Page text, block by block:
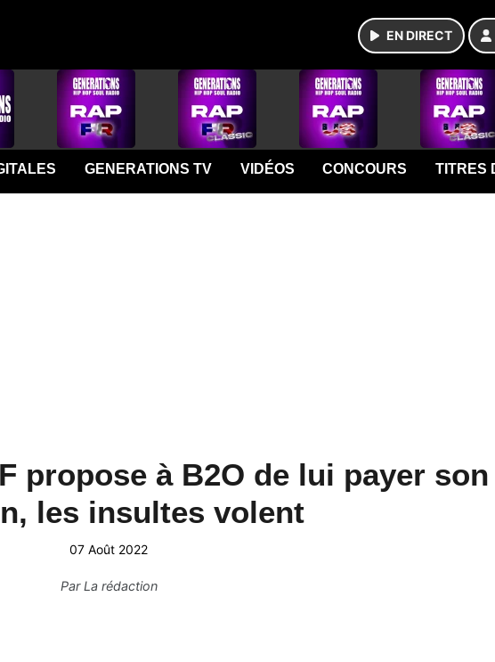
EN DIRECT
GENERATIONS TV VIDÉOS CONCOURS TITRES
propose à B2O de lui payer
les insultes volent
07 Août 2022
ParLa rédaction